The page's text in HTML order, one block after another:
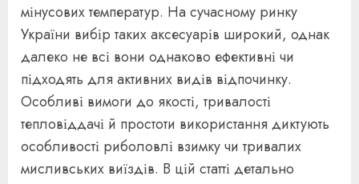
мінусових температур. На сучасному ринку
України вибір таких аксесуарів широкий, однак
далеко не всі вони однаково ефективні чи
підходять для активних видів відпочинку.
Особливі вимоги до якості, тривалості
тепловіддачі й простоти використання диктують
особливості риболовлі взимку чи тривалих
мисливських виїздів. В цій статті детально